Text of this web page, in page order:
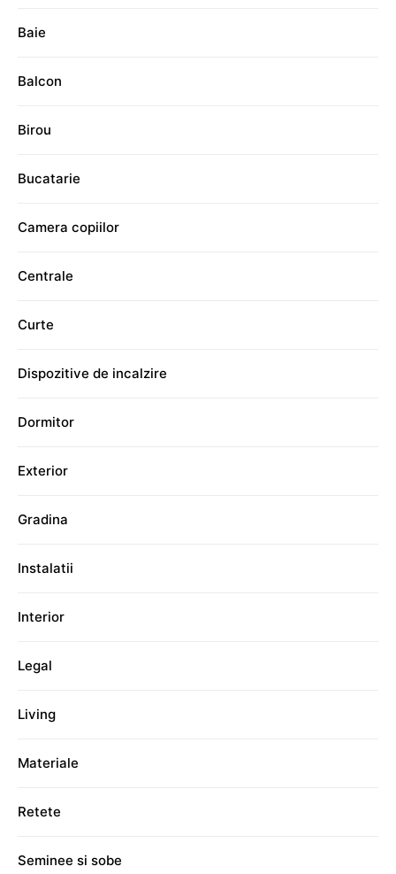
Baie
Balcon
Birou
Bucatarie
Camera copiilor
Centrale
Curte
Dispozitive de incalzire
Dormitor
Exterior
Gradina
Instalatii
Interior
Legal
Living
Materiale
Retete
Seminee si sobe